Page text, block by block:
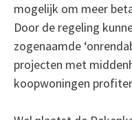
mogelijk om meer
Door de regeling
zogenaamde
projecten met
koopwoningen